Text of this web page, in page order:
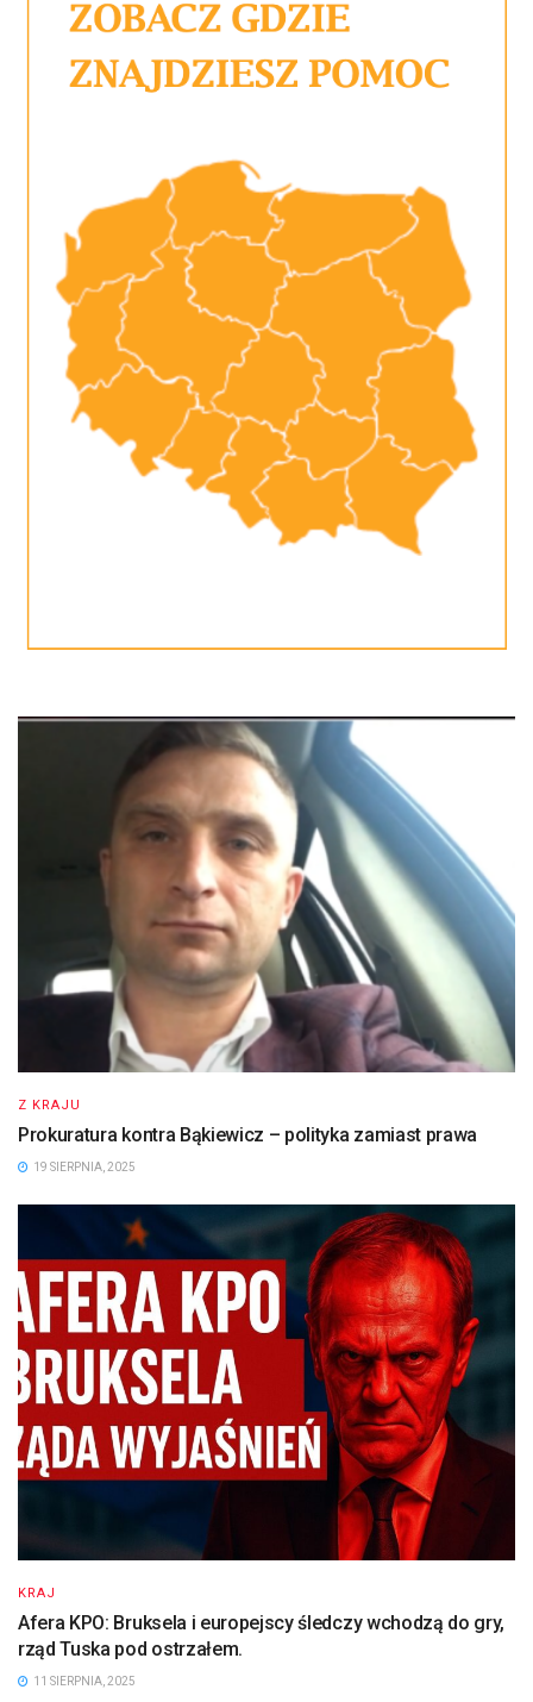
Z KRAJU
Prokuratura kontra Bąkiewicz – polityka zamiast prawa
19 SIERPNIA, 2025
KRAJ
Afera KPO: Bruksela i europejscy śledczy wchodzą do gry,
rząd Tuska pod ostrzałem.
11 SIERPNIA, 2025